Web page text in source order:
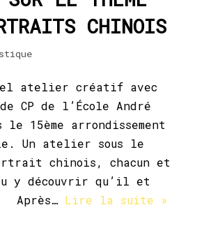
CHINOIS
atelier créatif avec
CP de l’École André
15ème arrondissement
Un atelier sous le
chinois, chacun et
y découvrir qu’il et
Lire la suite »